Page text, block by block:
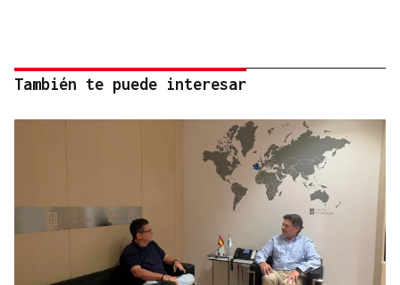
También te puede interesar